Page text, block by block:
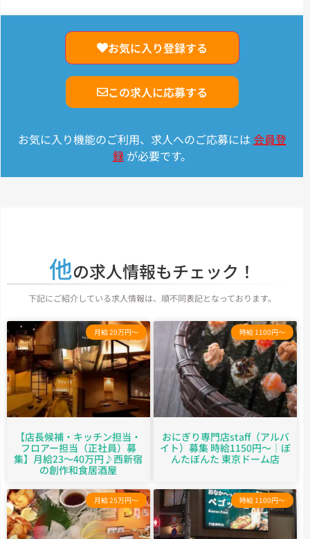
お気に入り登録する
この求人に応募する
お気に入り機能のご利用、求人へのご応募には 会員登
録が必要です。
他の求人情報もチェック！
下記にご紹介している求人情報は、順不同表記となっております。
月給 20万円～
【店長候補・キッチン担当・
フロアー担当（正社員）募
集】月給23〜40万円♪西新宿
の創作和食居酒屋
時給 1100円～
おにぎり専門店staff（アルバ
イト）募集 時給1150円～｜ぼ
んたぼんた 東京ドーム店
月給 25万円～ 時給 1100円～